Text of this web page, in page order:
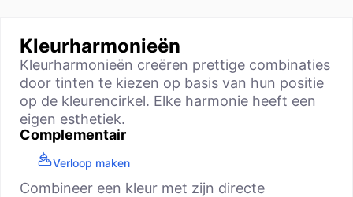
Kleurharmonieën
Kleurharmonieën creëren prettige combinaties
door tinten te kiezen op basis van hun positie
op de kleurencirkel. Elke harmonie heeft een
eigen esthetiek.
Complementair
Verloop maken
Combineer een kleur met zijn directe